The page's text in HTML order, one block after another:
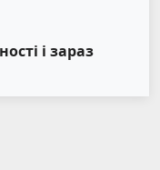
і зараз